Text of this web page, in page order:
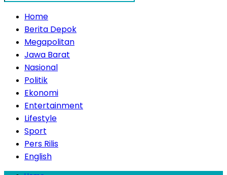
Home
Berita Depok
Megapolitan
Jawa Barat
Nasional
Politik
Ekonomi
Entertainment
Lifestyle
Sport
Pers Rilis
English